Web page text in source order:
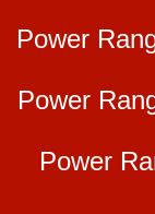
Power
Power
Power